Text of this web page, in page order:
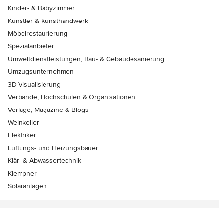
Kinder- & Babyzimmer
Künstler & Kunsthandwerk
Möbelrestaurierung
Spezialanbieter
Umweltdienstleistungen, Bau- & Gebäudesanierung
Umzugsunternehmen
3D-Visualisierung
Verbände, Hochschulen & Organisationen
Verlage, Magazine & Blogs
Weinkeller
Elektriker
Lüftungs- und Heizungsbauer
Klär- & Abwassertechnik
Klempner
Solaranlagen